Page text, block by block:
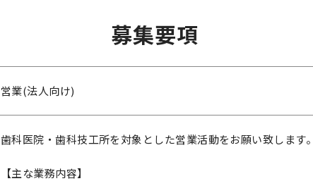
募集要項
営業(法人向け)
歯科医院・歯科技工所を対象とした営業活動をお願い致します。
【主な業務内容】